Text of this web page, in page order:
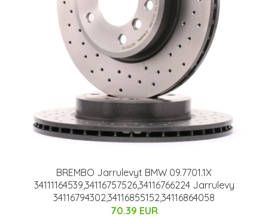
BREMBO Jarrulevyt BMW 09.7701.1X
34111164539,34116757526,34116766224 Jarrulevy
34116794302,34116855152,34116864058
70.39 EUR